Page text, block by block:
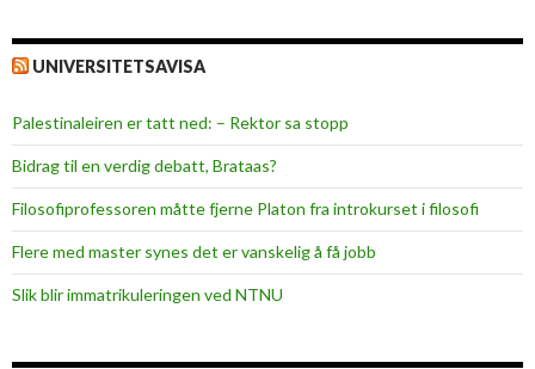
n
t
r
i
p
r
a
k
s
s
UNIVERSITETSAVISA
Palestinaleiren er tatt ned: – Rektor sa stopp
Bidrag til en verdig debatt, Brataas?
Filosofiprofessoren måtte fjerne Platon fra introkurset i filosofi
Flere med master synes det er vanskelig å få jobb
Slik blir immatrikuleringen ved NTNU